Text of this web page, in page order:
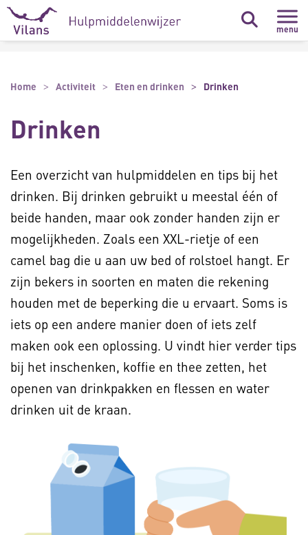
Naar hoofdinhoud
Naar footer
menu
Home Activiteit Eten en drinken Drinken
Drinken
Een overzicht van hulpmiddelen en tips bij het
drinken. Bij drinken gebruikt u meestal één of
beide handen, maar ook zonder handen zijn er
mogelijkheden. Zoals een XXL-rietje of een
camel bag die u aan uw bed of rolstoel hangt. Er
zijn bekers in soorten en maten die rekening
houden met de beperking die u ervaart. Soms is
iets op een andere manier doen of iets zelf
maken ook een oplossing. U vindt hier verder tips
bij het inschenken, koffie en thee zetten, het
openen van drinkpakken en flessen en water
drinken uit de kraan.